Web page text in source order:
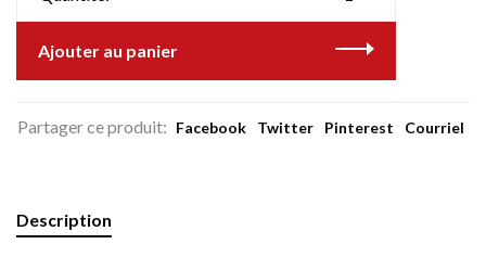
Ajouter au panier
Partager ce produit: Facebook Twitter Pinterest Courriel
Description